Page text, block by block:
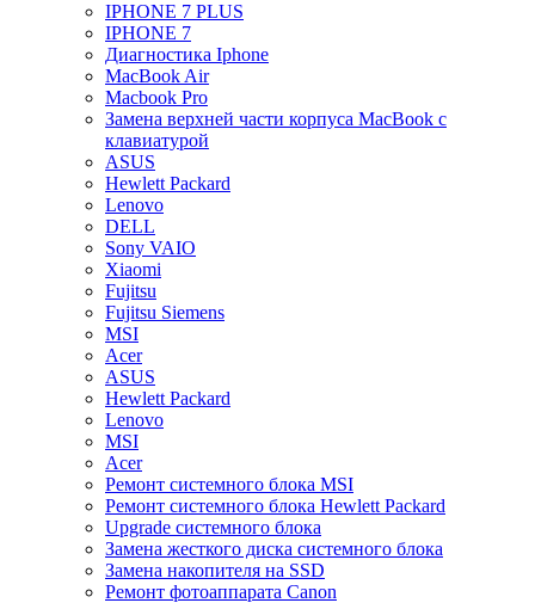
IPHONE 7 PLUS
IPHONE 7
Диагностика Iphone
MacBook Air
Macbook Pro
Замена верхней части корпуса MacBook с
клавиатурой
ASUS
Hewlett Packard
Lenovo
DELL
Sony VAIO
Xiaomi
Fujitsu
Fujitsu Siemens
MSI
Acer
ASUS
Hewlett Packard
Lenovo
MSI
Acer
Ремонт системного блока MSI
Ремонт системного блока Hewlett Packard
Upgrade системного блока
Замена жесткого диска системного блока
Замена накопителя на SSD
Ремонт фотоаппарата Canon